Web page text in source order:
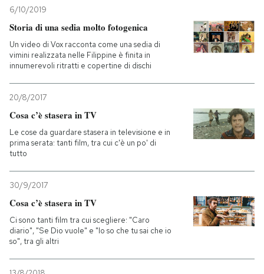
6/10/2019
Storia di una sedia molto fotogenica
Un video di Vox racconta come una sedia di
vimini realizzata nelle Filippine è finita in
innumerevoli ritratti e copertine di dischi
20/8/2017
Cosa c’è stasera in TV
Le cose da guardare stasera in televisione e in
prima serata: tanti film, tra cui c'è un po' di
tutto
30/9/2017
Cosa c’è stasera in TV
Ci sono tanti film tra cui scegliere: "Caro
diario", "Se Dio vuole" e "Io so che tu sai che io
so", tra gli altri